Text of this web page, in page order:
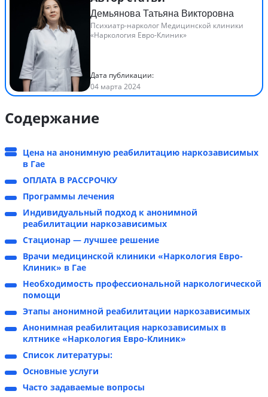
Демьянова Татьяна Викторовна
Психиатр-нарколог Медицинской клиники
«Наркология Евро-Клиник»
Дата публикации:
04 марта 2024
Содержание
Цена на анонимную реабилитацию наркозависимых
в Гае
ОПЛАТА В РАССРОЧКУ
Программы лечения
Индивидуальный подход к анонимной
реабилитации наркозависимых
Стационар — лучшее решение
Врачи медицинской клиники «Наркология Евро-
Клиник» в Гае
Необходимость профессиональной наркологической
помощи
Этапы анонимной реабилитации наркозависимых
Анонимная реабилитация наркозависимых в
клтнике «Наркология Евро-Клиник»
Список литературы:
Основные услуги
Часто задаваемые вопросы